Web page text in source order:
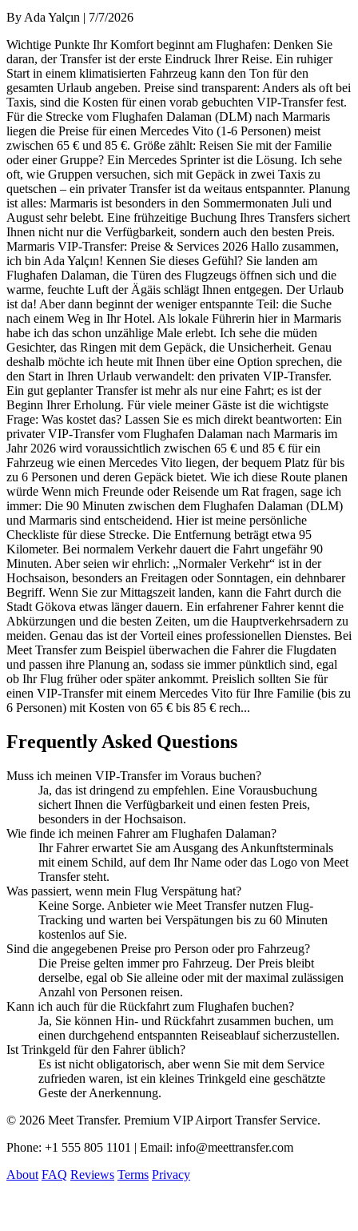
By Ada Yalçın | 7/7/2026
Wichtige Punkte Ihr Komfort beginnt am Flughafen: Denken Sie
daran, der Transfer ist der erste Eindruck Ihrer Reise. Ein ruhiger
Start in einem klimatisierten Fahrzeug kann den Ton für den
gesamten Urlaub angeben. Preise sind transparent: Anders als oft bei
Taxis, sind die Kosten für einen vorab gebuchten VIP-Transfer fest.
Für die Strecke vom Flughafen Dalaman (DLM) nach Marmaris
liegen die Preise für einen Mercedes Vito (1-6 Personen) meist
zwischen 65 € und 85 €. Größe zählt: Reisen Sie mit der Familie
oder einer Gruppe? Ein Mercedes Sprinter ist die Lösung. Ich sehe
oft, wie Gruppen versuchen, sich mit Gepäck in zwei Taxis zu
quetschen – ein privater Transfer ist da weitaus entspannter. Planung
ist alles: Marmaris ist besonders in den Sommermonaten Juli und
August sehr belebt. Eine frühzeitige Buchung Ihres Transfers sichert
Ihnen nicht nur die Verfügbarkeit, sondern auch den besten Preis.
Marmaris VIP-Transfer: Preise & Services 2026 Hallo zusammen,
ich bin Ada Yalçın! Kennen Sie dieses Gefühl? Sie landen am
Flughafen Dalaman, die Türen des Flugzeugs öffnen sich und die
warme, feuchte Luft der Ägäis schlägt Ihnen entgegen. Der Urlaub
ist da! Aber dann beginnt der weniger entspannte Teil: die Suche
nach einem Weg in Ihr Hotel. Als lokale Führerin hier in Marmaris
habe ich das schon unzählige Male erlebt. Ich sehe die müden
Gesichter, das Ringen mit dem Gepäck, die Unsicherheit. Genau
deshalb möchte ich heute mit Ihnen über eine Option sprechen, die
den Start in Ihren Urlaub verwandelt: den privaten VIP-Transfer.
Ein gut geplanter Transfer ist mehr als nur eine Fahrt; es ist der
Beginn Ihrer Erholung. Für viele meiner Gäste ist die wichtigste
Frage: Was kostet das? Lassen Sie es mich direkt beantworten: Ein
privater VIP-Transfer vom Flughafen Dalaman nach Marmaris im
Jahr 2026 wird voraussichtlich zwischen 65 € und 85 € für ein
Fahrzeug wie einen Mercedes Vito liegen, der bequem Platz für bis
zu 6 Personen und deren Gepäck bietet. Wie ich diese Route planen
würde Wenn mich Freunde oder Reisende um Rat fragen, sage ich
immer: Die 90 Minuten zwischen dem Flughafen Dalaman (DLM)
und Marmaris sind entscheidend. Hier ist meine persönliche
Checkliste für diese Strecke. Die Entfernung beträgt etwa 95
Kilometer. Bei normalem Verkehr dauert die Fahrt ungefähr 90
Minuten. Aber seien wir ehrlich: „Normaler Verkehr“ ist in der
Hochsaison, besonders an Freitagen oder Sonntagen, ein dehnbarer
Begriff. Wenn Sie zur Mittagszeit landen, kann die Fahrt durch die
Stadt Gökova etwas länger dauern. Ein erfahrener Fahrer kennt die
Abkürzungen und die besten Zeiten, um die Hauptverkehrsadern zu
meiden. Genau das ist der Vorteil eines professionellen Dienstes. Bei
Meet Transfer zum Beispiel überwachen die Fahrer die Flugdaten
und passen ihre Planung an, sodass sie immer pünktlich sind, egal
ob Ihr Flug früher oder später ankommt. Preislich sollten Sie für
einen VIP-Transfer mit einem Mercedes Vito für Ihre Familie (bis zu
6 Personen) mit Kosten von 65 € bis 85 € rech...
Frequently Asked Questions
Muss ich meinen VIP-Transfer im Voraus buchen?
Ja, das ist dringend zu empfehlen. Eine Vorausbuchung
sichert Ihnen die Verfügbarkeit und einen festen Preis,
besonders in der Hochsaison.
Wie finde ich meinen Fahrer am Flughafen Dalaman?
Ihr Fahrer erwartet Sie am Ausgang des Ankunftsterminals
mit einem Schild, auf dem Ihr Name oder das Logo von Meet
Transfer steht.
Was passiert, wenn mein Flug Verspätung hat?
Keine Sorge. Anbieter wie Meet Transfer nutzen Flug-
Tracking und warten bei Verspätungen bis zu 60 Minuten
kostenlos auf Sie.
Sind die angegebenen Preise pro Person oder pro Fahrzeug?
Die Preise gelten immer pro Fahrzeug. Der Preis bleibt
derselbe, egal ob Sie alleine oder mit der maximal zulässigen
Anzahl von Personen reisen.
Kann ich auch für die Rückfahrt zum Flughafen buchen?
Ja, Sie können Hin- und Rückfahrt zusammen buchen, um
einen durchgehend entspannten Reiseablauf sicherzustellen.
Ist Trinkgeld für den Fahrer üblich?
Es ist nicht obligatorisch, aber wenn Sie mit dem Service
zufrieden waren, ist ein kleines Trinkgeld eine geschätzte
Geste der Anerkennung.
© 2026 Meet Transfer. Premium VIP Airport Transfer Service.
Phone: +1 555 805 1101 | Email: info@meettransfer.com
About FAQ Reviews Terms Privacy